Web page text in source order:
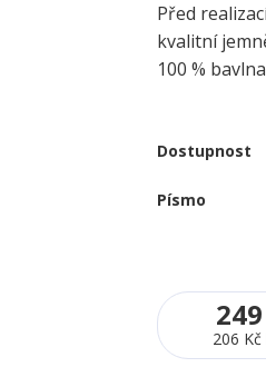
Před
kvalitní
100 %
Dostupnost
Písmo
206 Kč